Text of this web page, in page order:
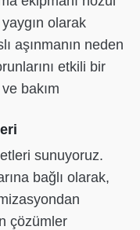
olarak
aşınmanın neden
etkili bir
bakım
sunuyoruz.
bağlı olarak,
çözümler